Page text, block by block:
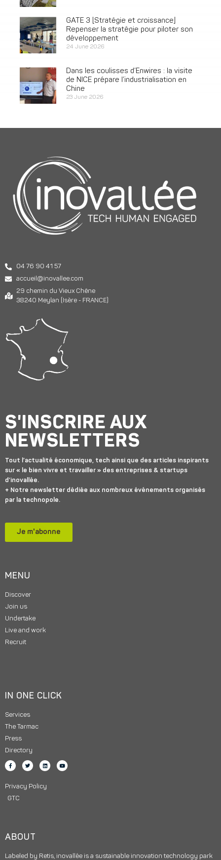
GATE 3 [Stratégie et croissance]
Repenser la stratégie pour piloter son
développement
24 June 2026
Dans les coulisses d’Enwires : la visite
de NICE prépare l’industrialisation en
Chine
23 June 2026
04 76 90 41 57
accueil@inovallee.com
29 chemin du Vieux Chêne
38240 Meylan (Isère - FRANCE)
S'INSCRIRE AUX
NEWSLETTERS
Tout l’actualité économique, tech ainsi que des articles inspirants
sur « le bien vivre et travailler » des entreprises & startups
d’inovallée.
+ Notre newsletter dédiée aux nombreux événements organisés
par la technopole.
Je m'abonne
MENU
Discover
Join us
Undertake
Live and work
Recruit
IN ONE CLICK
Services
The Tarmac
Press
Directory
Privacy Policy
GTC
ABOUT
Labeled by Retis, inovallée is a sustainable innovation technology park